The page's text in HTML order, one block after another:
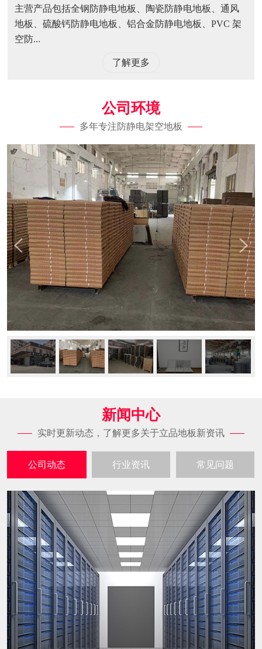
主营产品包括全钢防静电地板、陶瓷防静电地板、通风
地板、硫酸钙防静电地板、铝合金防静电地板、PVC 架
空防...
了解更多
公司环境
多年专注防静电架空地板
新闻中心
实时更新动态，了解更多关于立品地板新资讯
公司动态 行业资讯 常见问题